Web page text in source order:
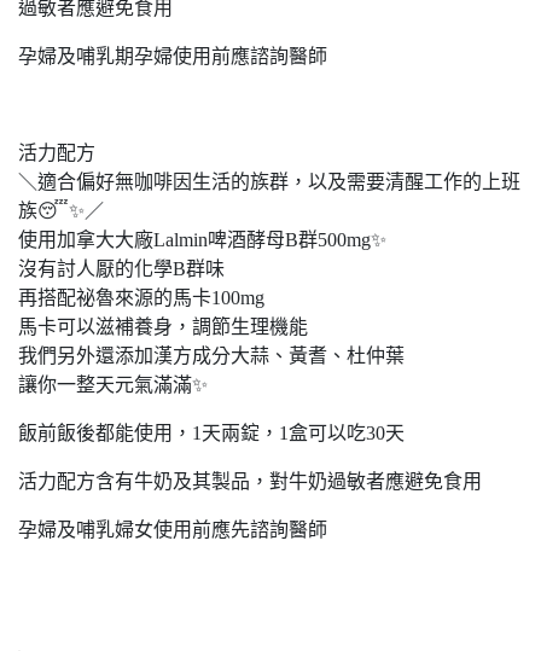
過敏者應避免食用
孕婦及哺乳期孕婦使用前應諮詢醫師
活力配方
＼適合偏好無咖啡因生活的族群，以及需要清醒工作的上班
族😴✨／
使用加拿大大廠Lalmin啤酒酵母B群500mg✨
沒有討人厭的化學B群味
再搭配祕魯來源的馬卡100mg
馬卡可以滋補養身，調節生理機能
我們另外還添加漢方成分大蒜、黃耆、杜仲葉
讓你一整天元氣滿滿✨
飯前飯後都能使用，1天兩錠，1盒可以吃30天
活力配方含有牛奶及其製品，對牛奶過敏者應避免食用
孕婦及哺乳婦女使用前應先諮詢醫師